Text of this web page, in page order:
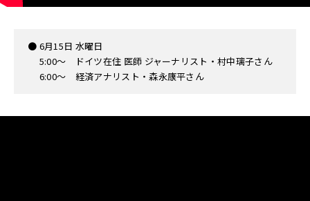
● 6月15日 水曜日
5:00〜 ドイツ在住 医師 ジャーナリスト・村中璃子さん
6:00〜 経済アナリスト・森永康平さん